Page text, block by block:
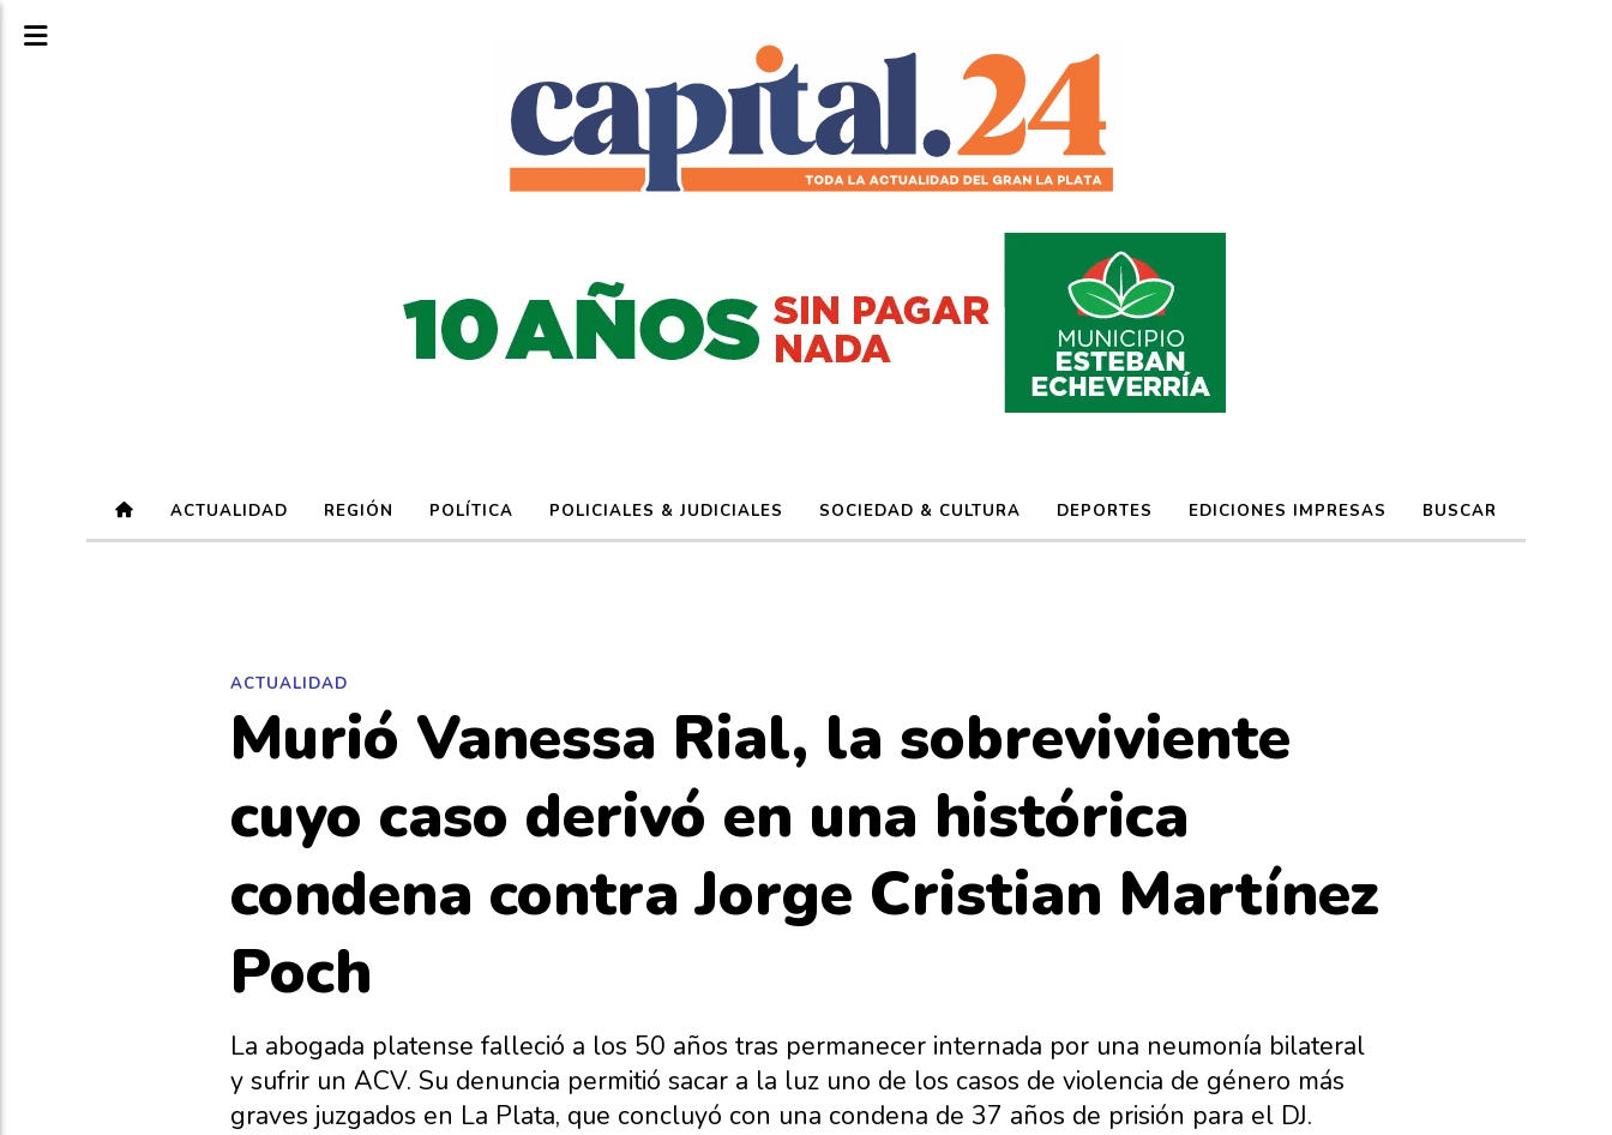
ACTUALIDAD REGIÓN POLÍTICA POLICIALES & JUDICIALES SOCIEDAD & CULTURA DEPORTES EDICIONES IMPRESAS BUSCAR
Murió Vanessa Rial, la sobreviviente
cuyo caso derivó en una histórica
condena contra Jorge Cristian Martínez
Poch
La abogada platense falleció a los 50 años tras permanecer internada por una neumonía bilateral
y sufrir un ACV. Su denuncia permitió sacar a la luz uno de los casos de violencia de género más
graves juzgados en La Plata, que concluyó con una condena de 37 años de prisión para el DJ.
ACTUALIDAD